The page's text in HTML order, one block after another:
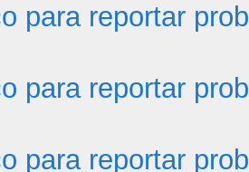
para reportar
para reportar
para reportar